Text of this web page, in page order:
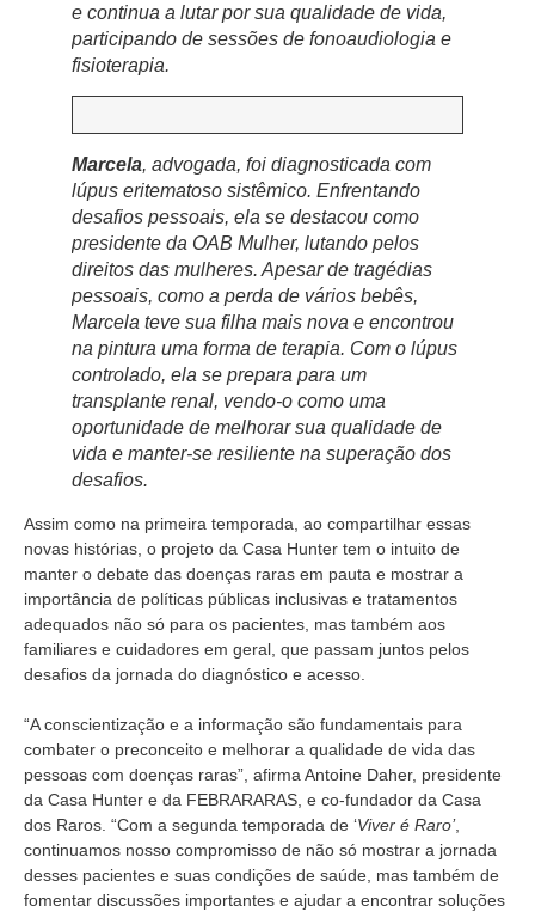
e continua a lutar por sua qualidade de vida,
participando de sessões de fonoaudiologia e
fisioterapia.
Marcela, advogada, foi diagnosticada com
lúpus eritematoso sistêmico. Enfrentando
desafios pessoais, ela se destacou como
presidente da OAB Mulher, lutando pelos
direitos das mulheres. Apesar de tragédias
pessoais, como a perda de vários bebês,
Marcela teve sua filha mais nova e encontrou
na pintura uma forma de terapia. Com o lúpus
controlado, ela se prepara para um
transplante renal, vendo-o como uma
oportunidade de melhorar sua qualidade de
vida e manter-se resiliente na superação dos
desafios.
Assim como na primeira temporada, ao compartilhar essas
novas histórias, o projeto da Casa Hunter tem o intuito de
manter o debate das doenças raras em pauta e mostrar a
importância de políticas públicas inclusivas e tratamentos
adequados não só para os pacientes, mas também aos
familiares e cuidadores em geral, que passam juntos pelos
desafios da jornada do diagnóstico e acesso.
“A conscientização e a informação são fundamentais para
combater o preconceito e melhorar a qualidade de vida das
pessoas com doenças raras”, afirma Antoine Daher, presidente
da Casa Hunter e da FEBRARARAS, e co-fundador da Casa
dos Raros. “Com a segunda temporada de ‘Viver é Raro’,
continuamos nosso compromisso de não só mostrar a jornada
desses pacientes e suas condições de saúde, mas também de
fomentar discussões importantes e ajudar a encontrar soluções